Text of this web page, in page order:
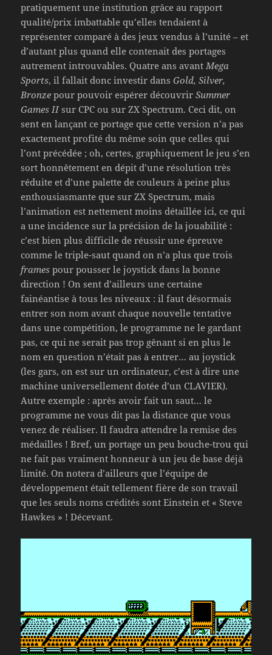
pratiquement une institution grâce au rapport
qualité/prix imbattable qu’elles tendaient à
représenter comparé à des jeux vendus à l’unité – et
d’autant plus quand elle contenait des portages
autrement introuvables. Quatre ans avantMega
Sports, il fallait donc investir dansGold, Silver,
Bronze pour pouvoir espérer découvrirSummer
Games IIsur CPC ou sur ZX Spectrum. Ceci dit, on
sent en lançant ce portage que cette version n’a pas
exactement profité du même soin que celles qui
l’ont précédée ; oh, certes, graphiquement le jeu s’en
sort honnêtement en dépit d’une résolution très
réduite et d’une palette de couleurs à peine plus
enthousiasmante que sur ZX Spectrum, mais
l’animation est nettement moins détaillée ici, ce qui
a une incidence sur la précision de la jouabilité :
c’est bien plus difficile de réussir une épreuve
comme le triple-saut quand on n’a plus que trois
frames pour pousser le joystick dans la bonne
direction ! On sent d’ailleurs une certaine
fainéantise à tous les niveaux : il faut désormais
entrer son nom avant chaque nouvelle tentative
dans une compétition, le programme ne le gardant
pas, ce qui ne serait pas trop gênant si en plus le
nom en question n’était pas à entrer… au joystick
(les gars, on est sur un ordinateur, c’est à dire une
machine universellement dotée d’un CLAVIER).
Autre exemple : après avoir fait un saut… le
programme ne vous dit pas la distance que vous
venez de réaliser. Il faudra attendre la remise des
médailles ! Bref, un portage un peu bouche-trou qui
ne fait pas vraiment honneur à un jeu de base déjà
limité. On notera d’ailleurs que l’équipe de
développement était tellement fière de son travail
que les seuls noms crédités sont Einstein et « Steve
Hawkes » ! Décevant.